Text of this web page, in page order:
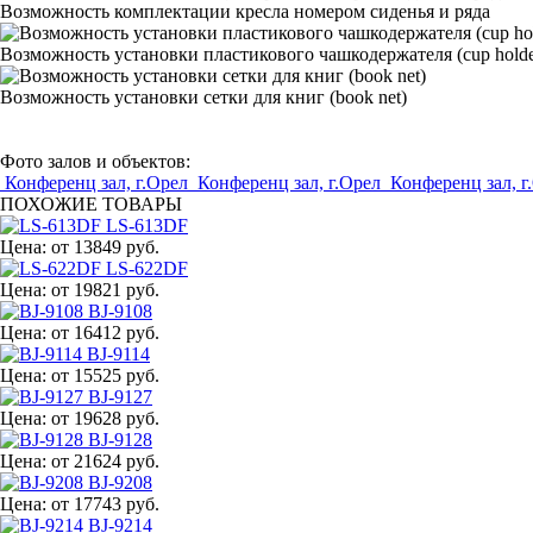
Возможность комплектации кресла номером сиденья и ряда
Возможность установки пластикового чашкодержателя (cup
Возможность установки сетки для книг (book net)
Фото залов и объектов:
Конференц зал, г.Орел Конференц зал, г.Орел Конференц зал,
ПОХОЖИЕ ТОВАРЫ
LS-613DF
Цена: от 13849 руб.
LS-622DF
Цена: от 19821 руб.
BJ-9108
Цена: от 16412 руб.
BJ-9114
Цена: от 15525 руб.
BJ-9127
Цена: от 19628 руб.
BJ-9128
Цена: от 21624 руб.
BJ-9208
Цена: от 17743 руб.
BJ-9214